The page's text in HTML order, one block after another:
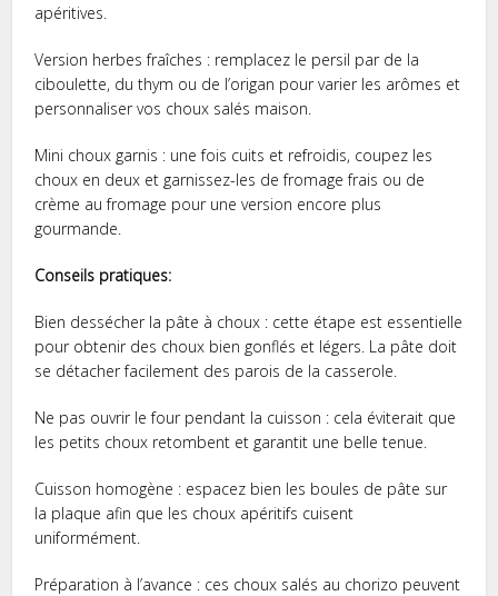
apéritives.
Version herbes fraîches : remplacez le persil par de la
ciboulette, du thym ou de l’origan pour varier les arômes et
personnaliser vos choux salés maison.
Mini choux garnis : une fois cuits et refroidis, coupez les
choux en deux et garnissez-les de fromage frais ou de
crème au fromage pour une version encore plus
gourmande.
Conseils pratiques:
Bien dessécher la pâte à choux : cette étape est essentielle
pour obtenir des choux bien gonflés et légers. La pâte doit
se détacher facilement des parois de la casserole.
Ne pas ouvrir le four pendant la cuisson : cela éviterait que
les petits choux retombent et garantit une belle tenue.
Cuisson homogène : espacez bien les boules de pâte sur
la plaque afin que les choux apéritifs cuisent
uniformément.
Préparation à l’avance : ces choux salés au chorizo peuvent